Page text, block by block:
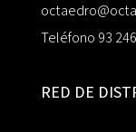
Teléfono 93
RED DE